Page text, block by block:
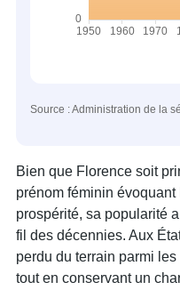
Source : Administration de la
Bien que Florence soit
prénom féminin
prospérité, sa popularité
fil des décennies. Aux
perdu du terrain parmi
tout en conservant un